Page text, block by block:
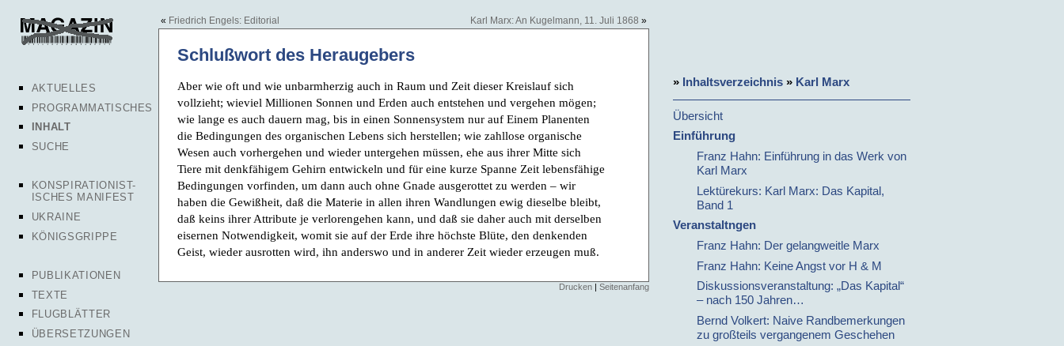
AKTUELLES
PROGRAMMATISCHES
INHALT
SUCHE
KONSPIRATIONIST-
ISCHES MANIFEST
UKRAINE
KÖNIGSGRIPPE
PUBLIKATIONEN
TEXTE
FLUGBLÄTTER
ÜBERSETZUNGEN
« Friedrich Engels: Editorial Karl Marx: An Kugelmann, 11. Juli 1868 »
Schlußwort des Heraugebers
Aber wie oft und wie unbarmherzig auch in Raum und Zeit dieser Kreislauf sich
vollzieht; wieviel Millionen Sonnen und Erden auch entstehen und vergehen mögen;
wie lange es auch dauern mag, bis in einen Sonnensystem nur auf Einem Planenten
die Bedingungen des organischen Lebens sich herstellen; wie zahllose organische
Wesen auch vorhergehen und wieder untergehen müssen, ehe aus ihrer Mitte sich
Tiere mit denkfähigem Gehirn entwickeln und für eine kurze Spanne Zeit lebensfähige
Bedingungen vorfinden, um dann auch ohne Gnade ausgerottet zu werden – wir
haben die Gewißheit, daß die Materie in allen ihren Wandlungen ewig dieselbe bleibt,
daß keins ihrer Attribute je verlorengehen kann, und daß sie daher auch mit derselben
eisernen Notwendigkeit, womit sie auf der Erde ihre höchste Blüte, den denkenden
Geist, wieder ausrotten wird, ihn anderswo und in anderer Zeit wieder erzeugen muß.
Drucken | Seitenanfang
» Inhaltsverzeichnis » Karl Marx
Übersicht
Einführung
Franz Hahn: Einführung in das Werk von
Karl Marx
Lektürekurs: Karl Marx: Das Kapital,
Band 1
Veranstaltngen
Franz Hahn: Der gelangweitle Marx
Franz Hahn: Keine Angst vor H & M
Diskussionsveranstaltung: „Das Kapital“
– nach 150 Jahren…
Bernd Volkert: Naive Randbemerkungen
zu großteils vergangenem Geschehen